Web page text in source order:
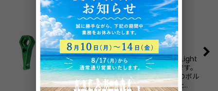
The Light Source Mega-Combo
Wrench, Green TLS_MCM-GREEN]
4,300円 (税別)
(税込: 4,730円 )
アメリカの機材アクセサリ製造会社、The Light
Sourceの小型照明クランプ専用のレンチです。
米国で一般的に使用されているC-Clampのボル
トにぴったり合います。 アメリカ製。 ■仕…